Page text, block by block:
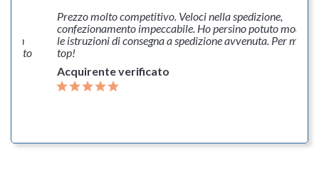
Prezzo molto competitivo. Veloci nella spedizione,
confezionamento impeccabile. Ho persino potuto modificare
le istruzioni di consegna a spedizione avvenuta. Per me il
top!
Acquirente verificato